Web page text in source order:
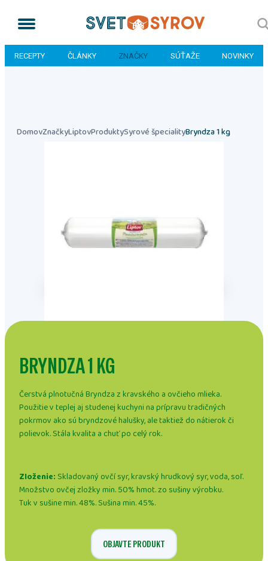
RECEPTY ČLÁNKY ZNAČKY SÚŤAŽE NOVINKY
DomovZnačkyLiptovProduktySyrové špecialityBryndza 1 kg
BRYNDZA 1 KG
Čerstvá plnotučná Bryndza z kravského a ovčieho mlieka.
Použitie v teplej aj studenej kuchyni na prípravu tradičných
pokrmov ako sú bryndzové halušky, ale taktiež do nátierok či
polievok. Stála kvalita a chuť po celý rok.
Zloženie: Skladovaný ovčí syr, kravský hrudkový syr, voda, soľ.
Množstvo ovčej zložky min. 50% hmot. zo sušiny výrobku.
Tuk v sušine min. 48%. Sušina min. 45%.
OBJAVTE PRODUKT